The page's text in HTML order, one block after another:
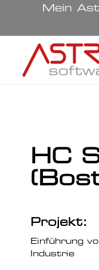
Mein
HC
Projekt:
Einführung
Industrie